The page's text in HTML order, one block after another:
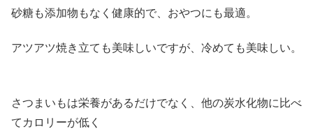
砂糖も添加物もなく健康的で、おやつにも最適。
アツアツ焼き立ても美味しいですが、冷めても美味しい。
さつまいもは栄養があるだけでなく、他の炭水化物に比べ
てカロリーが低く